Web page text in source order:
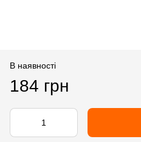
В наявності
184 грн